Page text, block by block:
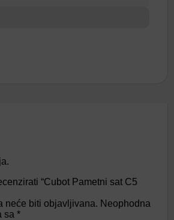
“Cubot Pametni sat C5
neće biti objavljivana. Neophodna
sa *